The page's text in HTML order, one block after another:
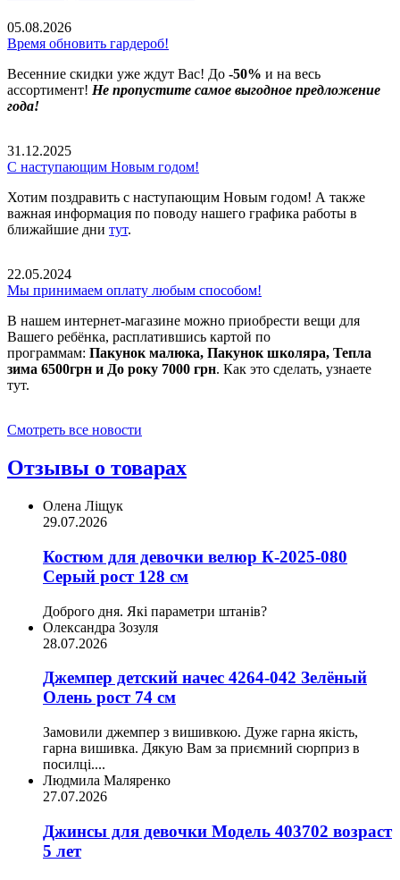
05.08.2026
Время обновить гардероб!
Весенние скидки уже ждут Вас! До -50% и на весь
ассортимент! Не пропустите самое выгодное предложение
года!
31.12.2025
С наступающим Новым годом!
Хотим поздравить с наступающим Новым годом! А также
важная информация по поводу нашего графика работы в
ближайшие дни тут.
22.05.2024
Мы принимаем оплату любым способом!
В нашем интернет-магазине можно приобрести вещи для
Вашего ребёнка, расплатившись картой по
программам: Пакунок малюка, Пакунок школяра, Тепла
зима 6500грн и До року 7000 грн. Как это сделать, узнаете
тут.
Смотреть все новости
Отзывы о товарах
Олена Ліщук
29.07.2026
Костюм для девочки велюр К-2025-080
Серый рост 128 см
Доброго дня. Які параметри штанів?
Олександра Зозуля
28.07.2026
Джемпер детский начес 4264-042 Зелёный
Олень рост 74 см
Замовили джемпер з вишивкою. Дуже гарна якість,
гарна вишивка. Дякую Вам за приємний сюрприз в
посилці....
Людмила Маляренко
27.07.2026
Джинсы для девочки Модель 403702 возраст
5 лет